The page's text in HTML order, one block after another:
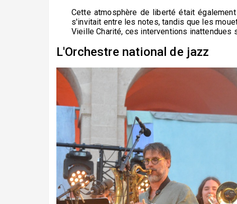
Cette atmosphère de liberté était
s'invitait entre les notes, tandis que les
Vieille Charité, ces interventions inattendues
L'Orchestre national de jazz